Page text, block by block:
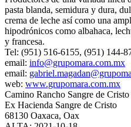
pasta blanda, semidura y dura,
crema de leche así como una
hipodrónicos como albahaca,
y francesa.
Tel: (951) 516-6155, (951) 144-
email: info@grupomara.com.mx
email:
web: www.grupomara.com.mx
Camino Rancho Sangre de
Ex Hacienda Sangre de Cristo
68130 Oaxaca, Oax